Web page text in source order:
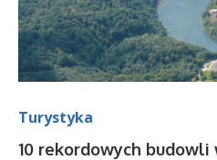
Turystyka
10 rekordowych budowli